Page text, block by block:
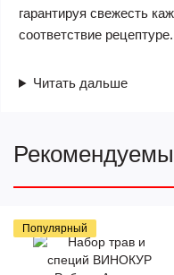
гарантируя свежесть
соответствие рецептуре.
Читать дальше
Популярный